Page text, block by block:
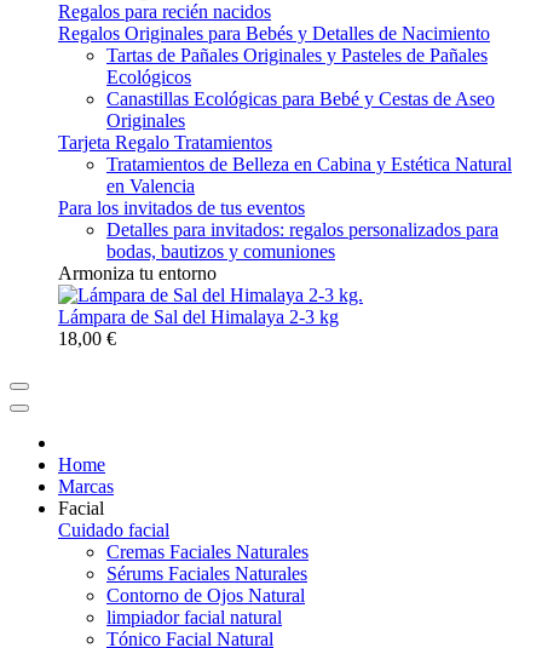
Regalos para recién nacidos
Regalos Originales para Bebés y Detalles de Nacimiento
Tartas de Pañales Originales y Pasteles de Pañales
Ecológicos
Canastillas Ecológicas para Bebé y Cestas de Aseo
Originales
Tarjeta Regalo Tratamientos
Tratamientos de Belleza en Cabina y Estética Natural
en Valencia
Para los invitados de tus eventos
Detalles para invitados: regalos personalizados para
bodas, bautizos y comuniones
Armoniza tu entorno
Lámpara de Sal del Himalaya 2-3 kg
18,00 €
Home
Marcas
Facial
Cuidado facial
Cremas Faciales Naturales
Sérums Faciales Naturales
Contorno de Ojos Natural
limpiador facial natural
Tónico Facial Natural